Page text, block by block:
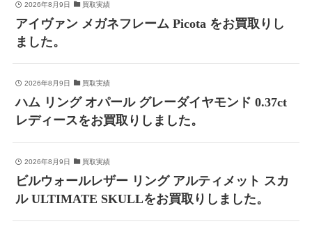
2026年8月9日 買取実績
アイヴァン メガネフレーム Picota をお買取りし
ました。
2026年8月9日 買取実績
ハム リング オパール グレーダイヤモンド 0.37ct
レディースをお買取りしました。
2026年8月9日 買取実績
ビルウォールレザー リング アルティメット スカ
ル ULTIMATE SKULLをお買取りしました。